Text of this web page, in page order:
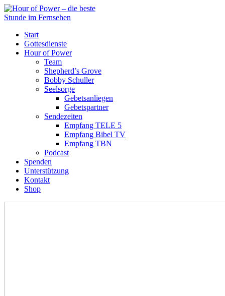
Start
Gottesdienste
Hour of Power
Team
Shepherd’s Grove
Bobby Schuller
Seelsorge
Gebetsanliegen
Gebetspartner
Sendezeiten
Empfang TELE 5
Empfang Bibel TV
Empfang TBN
Podcast
Spenden
Unterstützung
Kontakt
Shop